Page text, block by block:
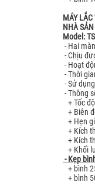
MÁY
NHÀ SẢN
Model:
- Hai
- Chịu
- Hoạt
- Thời
- Sử
- Thông
+ Tốc
+ Biên
+ Hẹn
+ Kích
+ Kích
+ Khối
- Kẹp
+ bình
+ bình